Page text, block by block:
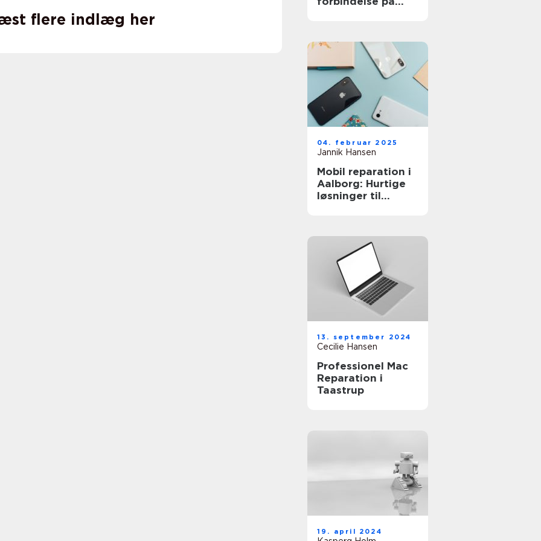
flere indlæg her
04. februar 2025
Jannik Hansen
Mobil reparation i
Aalborg: Hurtige
løsninger til
13. september 2024
Cecilie Hansen
Professionel Mac
Reparation i
Taastrup
19. april 2024